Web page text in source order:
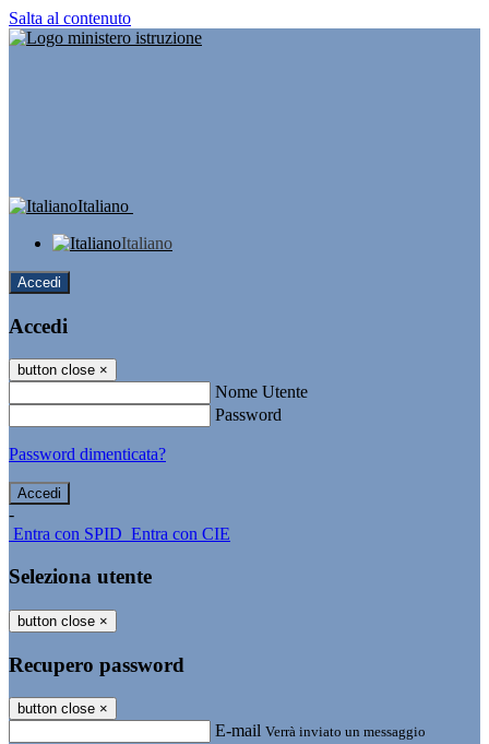
Salta al contenuto
Italiano
Italiano
Accedi
Accedi
button close ×
Nome Utente
Password
Password dimenticata?
-
Entra con SPID Entra con CIE
Seleziona utente
button close ×
Recupero password
button close ×
E-mail Verrà inviato un messaggio